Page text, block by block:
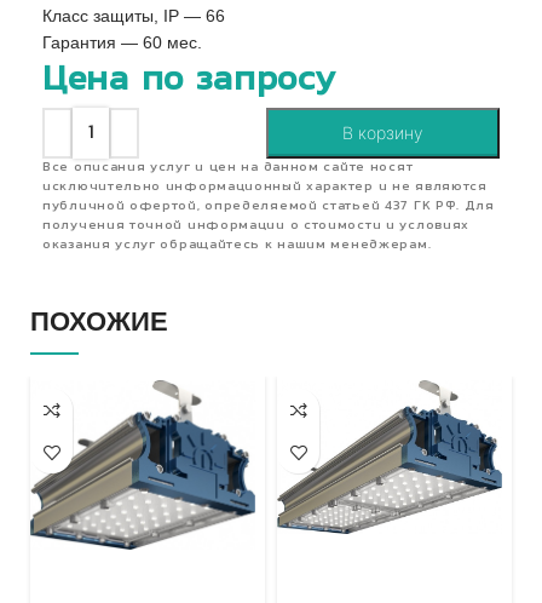
Класс защиты, IP — 66
Гарантия — 60 мес.
Цена по запросу
В корзину
Все описания услуг и цен на данном сайте носят
исключительно информационный характер и не являются
публичной офертой, определяемой статьей 437 ГК РФ. Для
получения точной информации о стоимости и условиях
оказания услуг обращайтесь к нашим менеджерам.
ПОХОЖИЕ